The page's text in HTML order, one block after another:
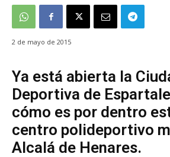
2 de mayo de 2015
Ya está abierta la
Deportiva de
cómo es por dentro
centro polideportivo
Alcalá de Henares.